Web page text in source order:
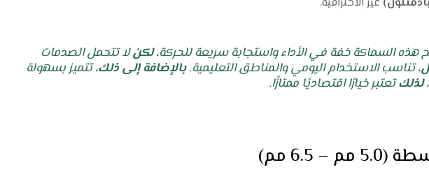
هذه السماكة خفة في الأداء واستجابة سريعة للحركة،لكنلا تتحمل الصدمات
تناسب الاستخدام اليومي والمناطق التعليمية.بالإضافة إلى ذلك،تتميز بسهولة
لذلكتعتبر خيارًا اقتصاديًا ممتازًا.